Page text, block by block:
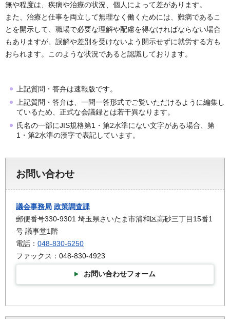
無や程度は、疾病や治療の状況、個人によって差があります。
また、治療と仕事を両立して無理なく働くためには、難病であるこ
とを開示して、職場で必要な理解や配慮を得なければならない場合
もありますが、誤解や差別を受けないよう開示せずに就労する方も
おられます。このような状況であると認識しております。
上記質問・答弁は速報版です。
上記質問・答弁は、一問一答形式でご覧いただけるように編集し
ているため、正式な会議録とは若干異なります。
氏名の一部にJIS規格第1・第2水準にない文字がある場合、第
1・第2水準の漢字で表記しています。
お問い合わせ
議会事務局 政策調査課
郵便番号330-9301 埼玉県さいたま市浦和区高砂三丁目15番1
号 議事堂1階
電話： 048-830-6250
ファックス：048-830-4923
お問い合わせフォーム